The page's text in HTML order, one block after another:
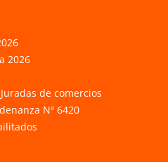
2026
de comercios
Nº 6420